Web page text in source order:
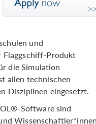
und
Flaggschiff-Produkt
die Simulation
allen technischen
Disziplinen eingesetzt.
Software sind